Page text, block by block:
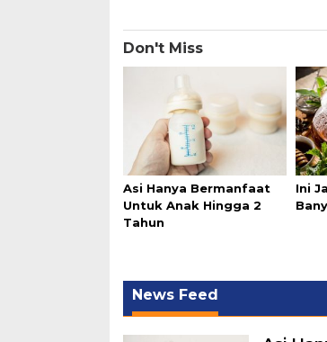
Don't Miss
Asi Hanya Bermanfaat
Untuk Anak Hingga 2
Tahun
Ini
News Feed